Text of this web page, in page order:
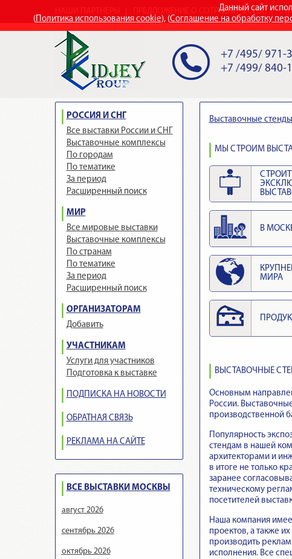
Данный сайт
(Политика использования cookie), (Соглашение на обработку
ПРЕДЛОЖЕНИЕ О СОТРУДНИЧЕСТВЕ
+7 /495/ 971-
+7 /499/ 840-
РОССИЯ И СНГ
Все выставки России и СНГ
Выставочные комплексы
По городам
По тематике
За период
Расширенный поиск
МИР
Все мировые выставки
Выставочные комплексы
По странам
По тематике
За период
Расширенный поиск
ОРГАНИЗАТОРАМ
Добавить
УЧАСТНИКАМ
Услуги для участников
Подготовка к выставке
ПОДПИСКА НА НОВОСТИ
ОБРАТНАЯ СВЯЗЬ
РЕКЛАМА НА САЙТЕ
ВСЕ ВЫСТАВКИ МОСКВЫ
август 2026
сентябрь 2026
октябрь 2026
Выставочные стенды
МЫ СТРОИМ
В
МИРА
ВЫСТАВОЧНЫЕ
Основным
России.
производственной
Популярность
стендам в нашей
архитекторами и
в итоге не только
заранее
техническому
посетителей
Наша компания
проектов, а также
производить
исполнения. Все